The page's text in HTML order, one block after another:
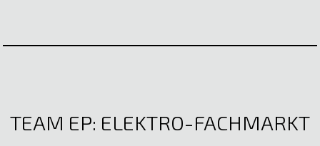
TEAM EP: ELEKTRO-FACHMARKT